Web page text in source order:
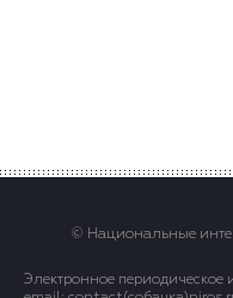
© Национальные
Электронное